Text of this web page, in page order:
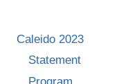
Caleido 2023
Statement
Program